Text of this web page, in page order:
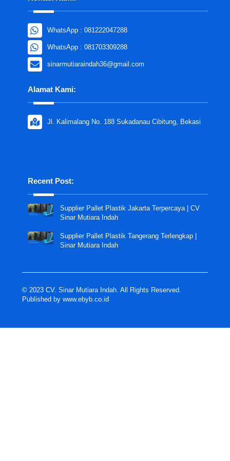
WhatsApp : 081222047288
WhatsApp : 081703309288
sinarmutiaraindah36@gmail.com
Alamat Kami:
Jl. Kalimalang No. 188 Sukadanau Cibitung, Bekasi
Recent Post:
Supplier Pallet Plastik Jakarta Terpercaya | CV
Sinar Mutiara Indah
Supplier Pallet Plastik Tangerang Terlengkap |
Sinar Mutiara Indah
© 2023 CV. Sinar Mutiara Indah. All Rights Reserved.
Published by www.ebyb.co.id